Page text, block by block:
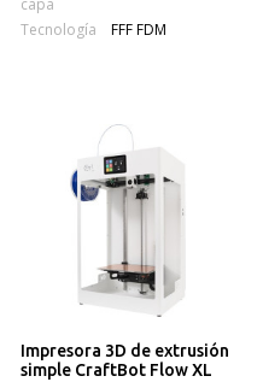
capa
Tecnología FFF FDM
Impresora 3D de extrusión
simple CraftBot Flow XL